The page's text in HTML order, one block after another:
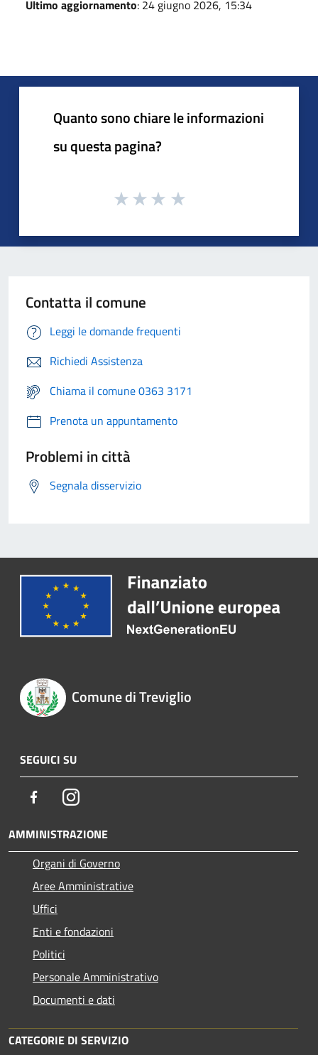
Ultimo aggiornamento: 24 giugno 2026, 15:34
Quanto sono chiare le informazioni
su questa pagina?
Contatta il comune
Leggi le domande frequenti
Richiedi Assistenza
Chiama il comune 0363 3171
Prenota un appuntamento
Problemi in città
Segnala disservizio
Comune di Treviglio
SEGUICI SU
FacebookInstagram
AMMINISTRAZIONE
Organi di Governo
Aree Amministrative
Uffici
Enti e fondazioni
Politici
Personale Amministrativo
Documenti e dati
CATEGORIE DI SERVIZIO